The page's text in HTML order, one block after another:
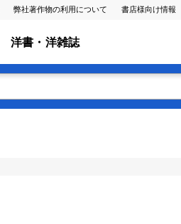
弊社著作物の利用について 書店様向け情報
洋書・洋雑誌